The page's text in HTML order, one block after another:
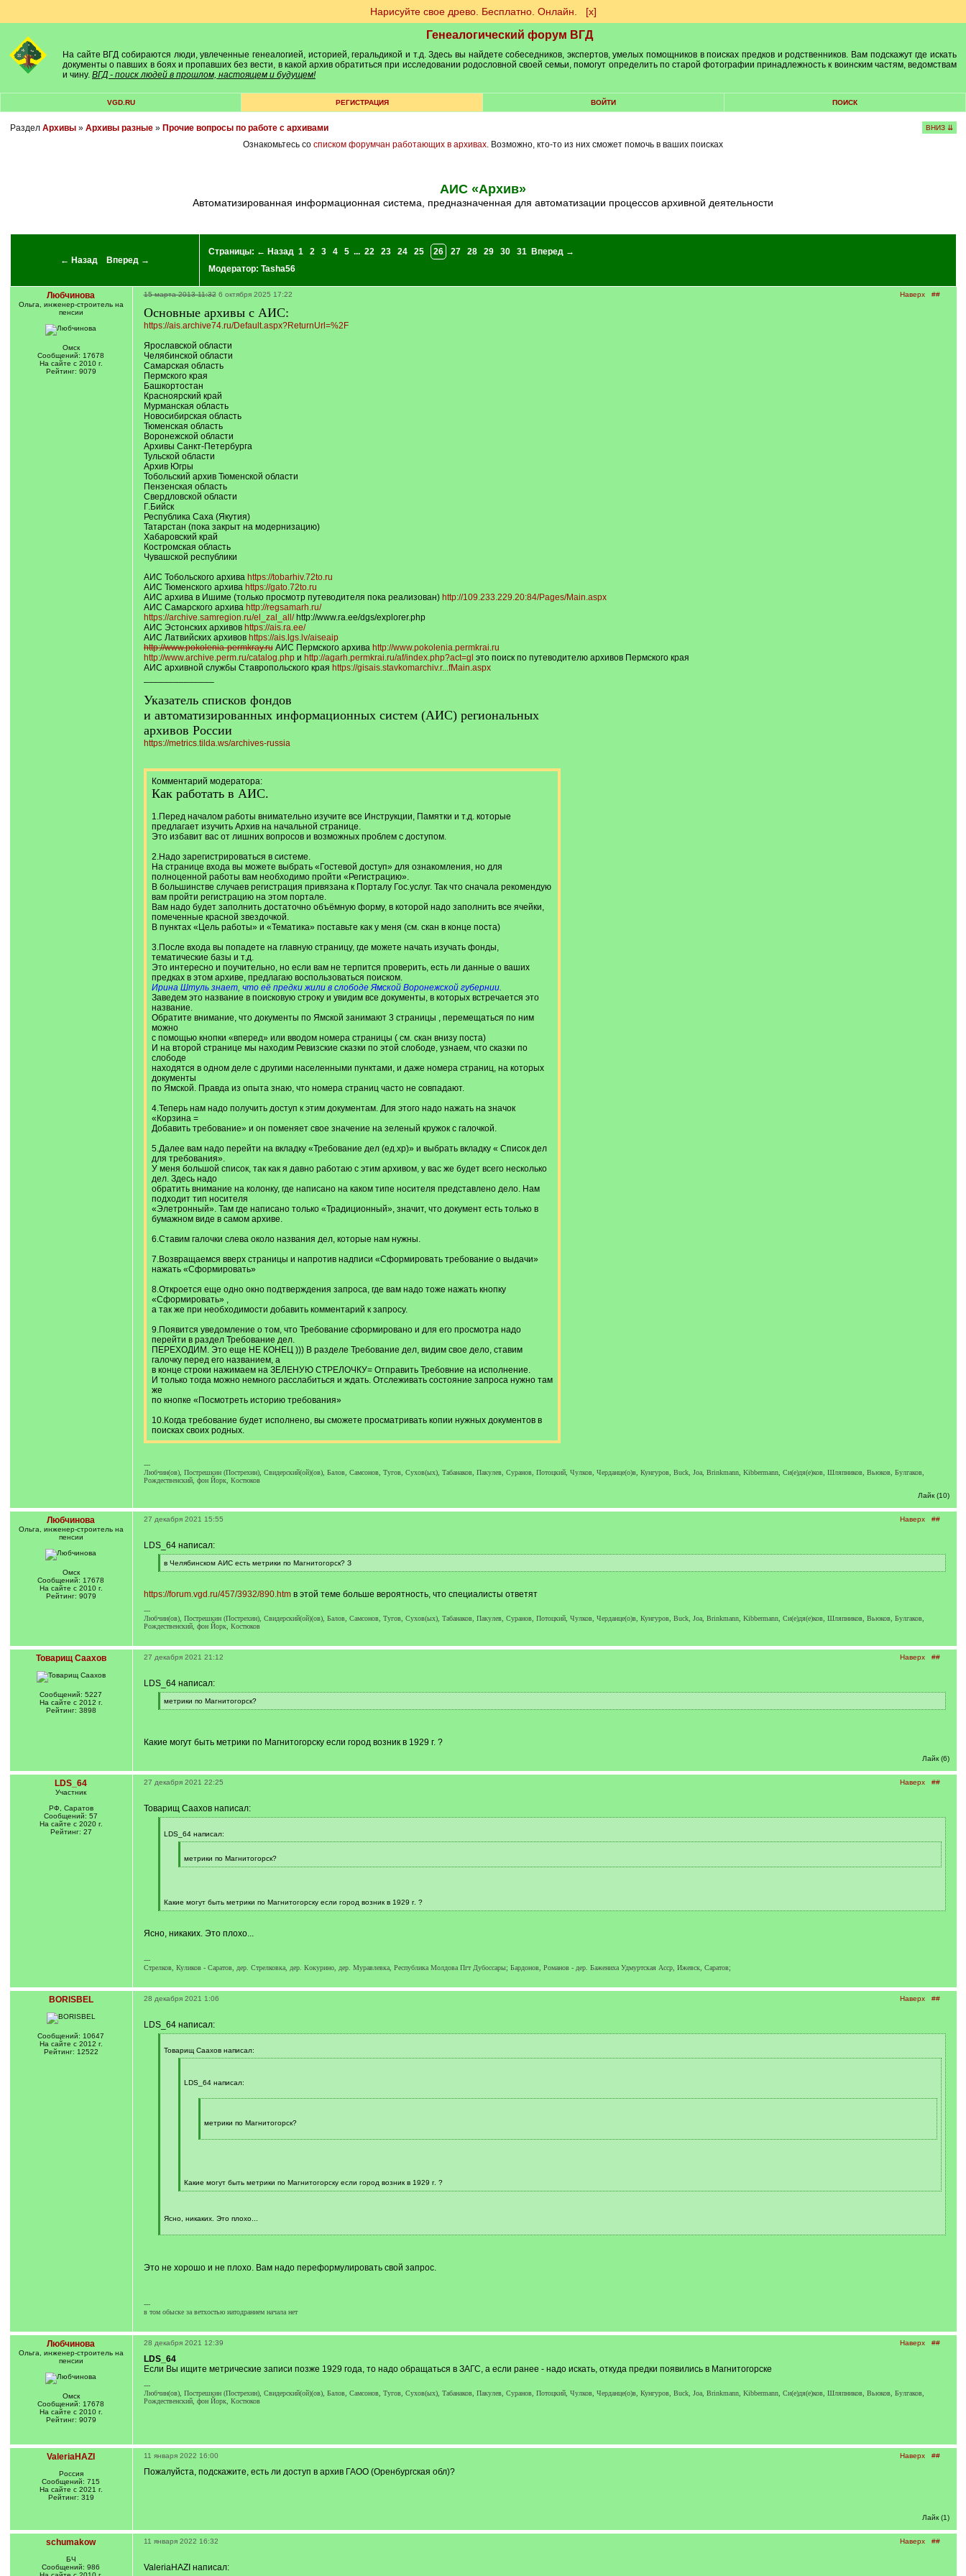
Нарисуйте свое древо. Бесплатно. Онлайн. [х]
Генеалогический форум ВГД
На сайте ВГД собираются люди, увлеченные генеалогией, историей, геральдикой и т.д. Здесь вы найдете собеседников, экспертов, умелых помощников в поисках предков и родственников. Вам подскажут где искать
документы о павших в боях и пропавших без вести, в какой архив обратиться при исследовании родословной своей семьи, помогут определить по старой фотографии принадлежность к воинским частям, ведомствам
и чину. ВГД - поиск людей в прошлом, настоящем и будущем!
VGD.RU РЕГИСТРАЦИЯ ВОЙТИ ПОИСК
Раздел Архивы» Архивы разные» Прочие вопросы по работе с архивами ВНИЗ ⇊
Ознакомьтесь со списком форумчан работающих в архивах. Возможно, кто-то из них сможет помочь в ваших поисках
АИС «Архив»
автоматизированная информационная система, предназначенная для автоматизации процессов архивной деятельности
← Назад Вперед →
Страницы: ← Назад 1 2 3 4 5 ... 22 23 24 25 26 27 28 29 30 31
Вперед →
Модератор: Tasha56
Любчинова
Ольга, инженер-строитель на
пенсии
Омск
Сообщений: 17678
На сайте с 2010 г.
Рейтинг: 9079
Наверх ##
15 марта 2013 11:32 6 октября 2025 17:22
Основные архивы с АИС:
https://ais.archive74.ru/Default.aspx?ReturnUrl=%2F
Ярославской области
Челябинской области
Самарская область
Пермского края
Башкортостан
Красноярский край
Мурманская область
Новосибирская область
Тюменская область
Воронежской области
Архивы Санкт-Петербурга
Тульской области
Архив Югры
Тобольский архив Тюменской области
Пензенская область
Свердловской области
Г.Бийск
Республика Саха (Якутия)
Татарстан (пока закрыт на модернизацию)
Хабаровский край
Костромская область
Чувашской республики
АИС Тобольского архива https://tobarhiv.72to.ru
АИС Тюменского архива https://gato.72to.ru
АИС архива в Ишиме (только просмотр путеводителя пока реализован) http://109.233.229.20:84/Pages/Main.aspx
АИС Самарского архива http://regsamarh.ru/
https://archive.samregion.ru/el_zal_all/http://www.ra.ee/dgs/explorer.php
АИС Эстонских архивов https://ais.ra.ee/
АИС Латвийских архивов https://ais.lgs.lv/aiseaip
http://www.pokolenia-permkray.ruАИС Пермского архива http://www.pokolenia.permkrai.ru
http://www.archive.perm.ru/catalog.phpи http://agarh.permkrai.ru/af/index.php?act=gl это поиск по путеводителю архивов Пермского края
АИС архивной службы Ставропольского края https://gisais.stavkomarchiv.r...fMain.aspx
Указатель списков фондов
и автоматизированных информационных систем (АИС) региональных
архивов России
https://metrics.tilda.ws/archives-russia
Комментарий модератора:
Как работать в АИС.
1.Перед началом работы внимательно изучите все Инструкции, Памятки и т.д. которые
предлагает изучить Архив на начальной странице.
Это избавит вас от лишних вопросов и возможных проблем с доступом.
2.Надо зарегистрироваться в системе.
На странице входа вы можете выбрать «Гостевой доступ» для ознакомления, но для
полноценной работы вам необходимо пройти «Регистрацию».
В большинстве случаев регистрация привязана к Порталу Гос.услуг. Так что сначала рекомендую
вам пройти регистрацию на этом портале.
Вам надо будет заполнить достаточно объёмную форму, в которой надо заполнить все ячейки,
помеченные красной звездочкой.
В пунктах «Цель работы» и «Тематика» поставьте как у меня (см. скан в конце поста)
3.После входа вы попадете на главную страницу, где можете начать изучать фонды,
тематические базы и т.д.
Это интересно и поучительно, но если вам не терпится проверить, есть ли данные о ваших
предках в этом архиве, предлагаю воспользоваться поиском.
Ирина Штуль знает, что её предки жили в слободе Ямской Воронежской губернии.
Заведем это название в поисковую строку и увидим все документы, в которых встречается это
название.
Обратите внимание, что документы по Ямской занимают 3 страницы , перемещаться по ним
можно
с помощью кнопки «вперед» или вводом номера страницы ( см. скан внизу поста)
И на второй странице мы находим Ревизские сказки по этой слободе, узнаем, что сказки по
слободе
находятся в одном деле с другими населенными пунктами, и даже номера страниц, на которых
документы
по Ямской. Правда из опыта знаю, что номера страниц часто не совпадают.
4.Теперь нам надо получить доступ к этим документам. Для этого надо нажать на значок
«Корзина =
Добавить требование» и он поменяет свое значение на зеленый кружок с галочкой.
5.Далее вам надо перейти на вкладку «Требование дел (ед.хр)» и выбрать вкладку « Список дел
для требования».
У меня большой список, так как я давно работаю с этим архивом, у вас же будет всего несколько
дел. Здесь надо
обратить внимание на колонку, где написано на каком типе носителя представлено дело. Нам
подходит тип носителя
«Элетронный». Там где написано только «Традиционный», значит, что документ есть только в
бумажном виде в самом архиве.
6.Ставим галочки слева около названия дел, которые нам нужны.
7.Возвращаемся вверх страницы и напротив надписи «Сформировать требование о выдачи»
нажать «Сформировать»
8.Откроется еще одно окно подтверждения запроса, где вам надо тоже нажать кнопку
«Сформировать» ,
а так же при необходимости добавить комментарий к запросу.
9.Появится уведомление о том, что Требование сформировано и для его просмотра надо
перейти в раздел Требование дел.
ПЕРЕХОДИМ. Это еще НЕ КОНЕЦ ))) В разделе Требование дел, видим свое дело, ставим
галочку перед его названием, а
в конце строки нажимаем на ЗЕЛЕНУЮ СТРЕЛОЧКУ= Отправить Требовние на исполнение.
И только тогда можно немного расслабиться и ждать. Отслеживать состояние запроса нужно там
же
по кнопке «Посмотреть историю требования»
10.Когда требование будет исполнено, вы сможете просматривать копии нужных документов в
поисках своих родных.
---
Любчин(ов), Пострешкин (Пострехин), Свидерский(ой)(ов), Балов, Самсонов, Тугов, Сухов(ых), Табанаков, Пакулев, Суранов, Потоцкий, Чулков, Черданце(о)в, Кунгуров, Buck, Joa, Brinkmann, Kibbermann, Си(е)дя(е)ков, Шляпников, Вьюков, Булгаков,
Рождественский, фон Йорк, Костюков
Лайк (10)
Любчинова
Ольга, инженер-строитель на
пенсии
Омск
Сообщений: 17678
На сайте с 2010 г.
Рейтинг: 9079
Наверх ##
27 декабря 2021 15:55
LDS_64 написал:
[
q
в Челябинском АИС есть метрики по Магнитогорск? З
[
]
https://forum.vgd.ru/457/3932/890.htmв этой теме больше вероятность, что специалисты ответят
---
Любчин(ов), Пострешкин (Пострехин), Свидерский(ой)(ов), Балов, Самсонов, Тугов, Сухов(ых), Табанаков, Пакулев, Суранов, Потоцкий, Чулков, Черданце(о)в, Кунгуров, Buck, Joa, Brinkmann, Kibbermann, Си(е)дя(е)ков, Шляпников, Вьюков, Булгаков,
Рождественский, фон Йорк, Костюков
Товарищ Саахов
Сообщений: 5227
На сайте с 2012 г.
Рейтинг: 3898
Наверх ##
27 декабря 2021 21:12
LDS_64 написал:
[
q
метрики по Магнитогорск?
[
Какие могут быть метрики по Магнитогорску если город возник в 1929 г. ?
Лайк (6)
LDS_64
Участник
РФ, Саратов
Сообщений: 57
На сайте с 2020 г.
Рейтинг: 27
Наверх ##
27 декабря 2021 22:25
Товарищ Саахов написал:
qLDS_64 написал:
q
]
метрики по Магнитогорск?
[
Какие могут быть метрики по Магнитогорску если город возник в 1929 г. ?
[
]
Ясно, никаких. Это плохо...
---
Стрелков, Куликов - Саратов, дер. Стрелковка, дер. Кокурино, дер. Муравлевка, Республика Молдова Пгт Дубоссары; Бардонов, Романов - дер. Бажениха Удмуртская Асср, Ижевск, Саратов;
BORISBEL
Сообщений: 10647
На сайте с 2012 г.
Рейтинг: 12522
Наверх ##
28 декабря 2021 1:06
LDS_64 написал:
q
Товарищ Саахов написал:
]LDS_64 написал:
]метрики по Магнитогорск?
[
Какие могут быть метрики по Магнитогорску если город возник в 1929 г. ?
[
Ясно, никаких. Это плохо...
[
Это не хорошо и не плохо. Вам надо переформулировать свой запрос.
---
в том обыске за ветхостью иатодранием начала нет
Любчинова
Ольга, инженер-строитель на
пенсии
Омск
Сообщений: 17678
На сайте с 2010 г.
Рейтинг: 9079
Наверх ##
28 декабря 2021 12:39
LDS_64
Если Вы ищите метрические записи позже 1929 года, то надо обращаться в ЗАГС, а если ранее - надо искать, откуда предки появились в Магнитогорске
---
Любчин(ов), Пострешкин (Пострехин), Свидерский(ой)(ов), Балов, Самсонов, Тугов, Сухов(ых), Табанаков, Пакулев, Суранов, Потоцкий, Чулков, Черданце(о)в, Кунгуров, Buck, Joa, Brinkmann, Kibbermann, Си(е)дя(е)ков, Шляпников, Вьюков, Булгаков,
Рождественский, фон Йорк, Костюков
ValeriaHAZI
Россия
Сообщений: 715
На сайте с 2021 г.
Рейтинг: 319
Наверх ##
11 января 2022 16:00
Пожалуйста, подскажите, есть ли доступ в архив ГАОО (Оренбургская обл)?
Лайк (1)
schumakow
БЧ
Сообщений: 986
Наверх ##
11 января 2022 16:32
ValeriaHAZI написал: